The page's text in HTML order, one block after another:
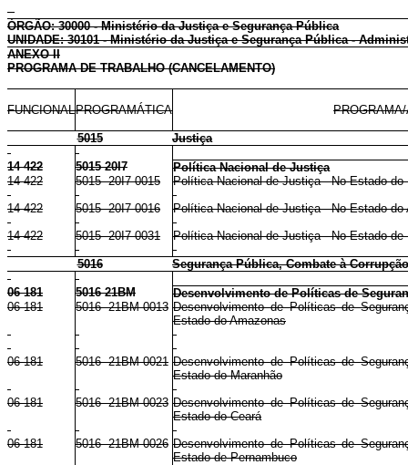
ÓRGÃO: 30000 - Ministério da Justiça e Segurança Pública
UNIDADE: 30101 - Ministério da Justiça e Segurança Pública -
ANEXO II
PROGRAMA DE TRABALHO (CANCELAMENTO)
FUNCIONALPROGRAMÁTICA
5015 Justiça
14 422 5015 20I7
Política Nacional de Justiça
14 422
5015 20I7 0015
Política Nacional de Justiça - No Estado do
14 422
5015 20I7 0016
Política Nacional de Justiça - No Estado do
14 422
5015 20I7 0031 Política Nacional de Justiça - No Estado de
5016 Segurança Pública, Combate à
06 181 5016 21BM
Desenvolvimento de Políticas de
06 181
5016 21BM 0013 Desenvolvimento de Políticas de
Estado do Amazonas
06 181 5016 21BM 0021 Desenvolvimento de Políticas de
Estado do Maranhão
06 181
5016 21BM 0023 Desenvolvimento de Políticas de
Estado do Ceará
06 181
5016 21BM 0026 Desenvolvimento de Políticas de
Estado de Pernambuco